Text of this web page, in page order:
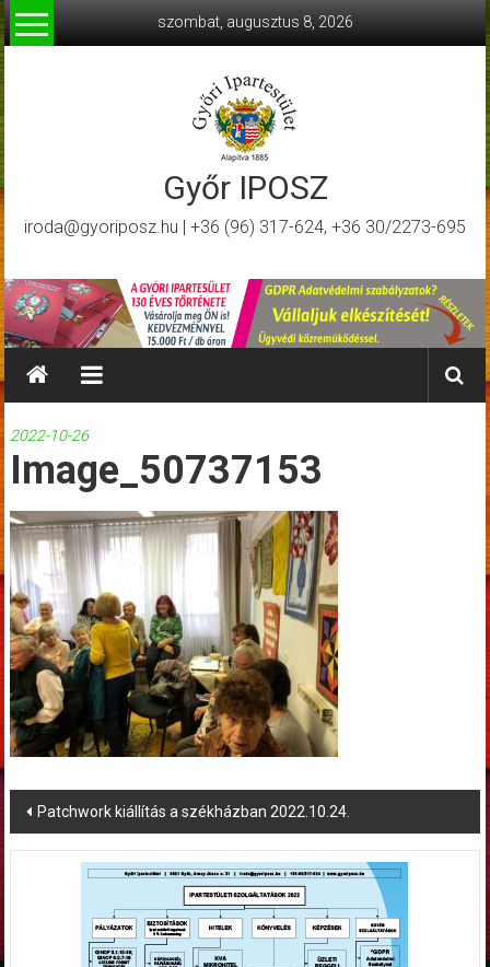
Skip
to
content
szombat, augusztus 8, 2026
Győr IPOSZ
iroda@gyoriposz.hu | +36 (96) 317-624, +36 30/2273-695
2022-10-26
Image_50737153
Post
navigation
Patchwork kiállítás a székházban 2022.10.24.